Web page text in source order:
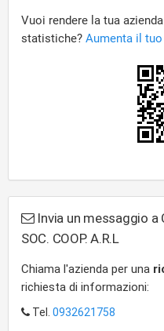
Invia un messaggio a
SOC. COOP. A.R.L
Chiama l'azienda per una
richiesta di informazioni:
Tel. 0932621758